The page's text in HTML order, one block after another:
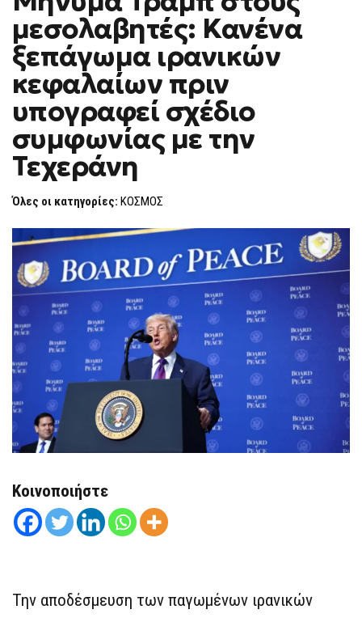
ΤΡΑΜΠ
ΣΤΟΥΣ
ΜΕΣΟΛΑΒΗΤΈΣ:
ΚΑΝΈΝΑ
ΞΕΠΆΓΩΜΑ
ΙΡΑΝΙΚΏΝ
ΚΕΦΑΛΑΊΩΝ
ΠΡΙΝ
ΥΠΟΓΡΑΦΕΊ
ΣΧΈΔΙΟ
ΣΥΜΦΩΝΊΑΣ
ΜΕ
ΤΗΝ
μεσολαβητές: Κανένα
ξεπάγωμα ιρανικών
κεφαλαίων πριν
υπογραφεί σχέδιο
συμφωνίας με την
Τεχεράνη
Όλες οι κατηγορίες: ΚΟΣΜΟΣ
Κοινοποιήστε
Την αποδέσμευση των παγωμένων ιρανικών